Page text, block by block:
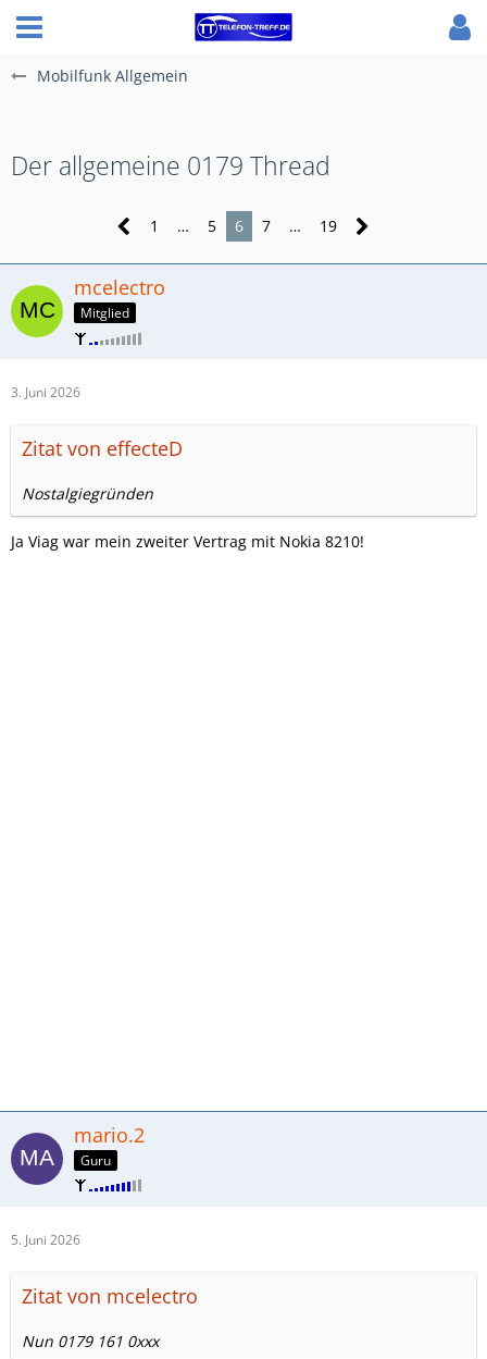
Mobilfunk Allgemein
​Der allgemeine 0179 Thread
1 … 5 6 7 … 19
mcelectro
Mitglied
3. Juni 2026
Zitat von effecteD
Nostalgiegründen
Ja Viag war mein zweiter Vertrag mit Nokia 8210!
mario.2
Guru
5. Juni 2026
Zitat von mcelectro
Nun 0179 161 0xxx